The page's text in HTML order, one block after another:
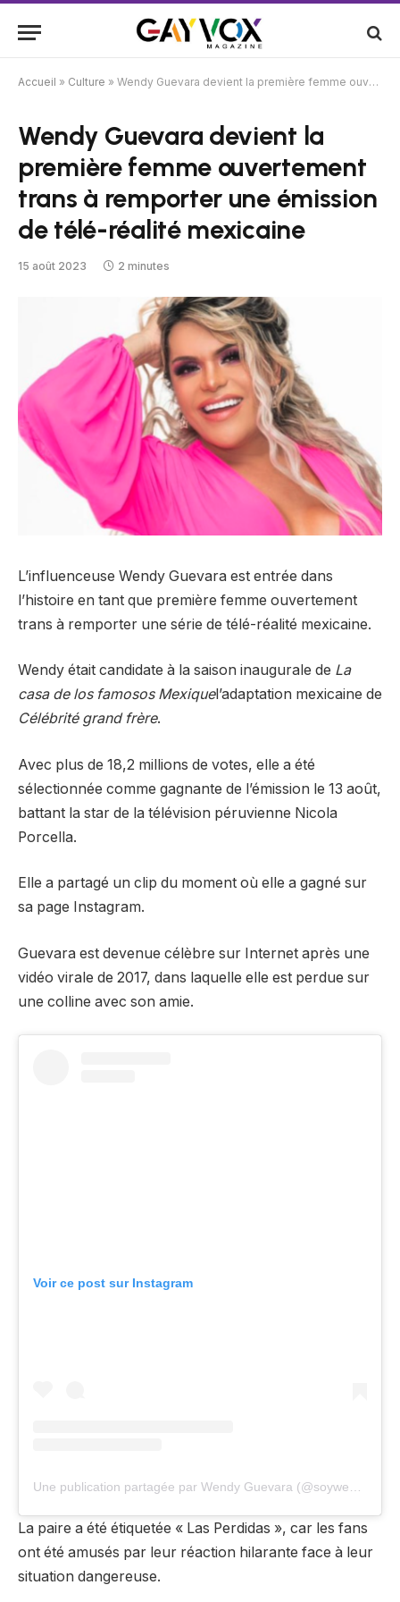
Accueil » Culture » Wendy Guevara devient la première femme ouvertement trans à remporter une émission de télé-réalité mexicaine
Wendy Guevara devient la
première femme ouvertement
trans à remporter une émission
de télé-réalité mexicaine
15 août 2023 2 minutes
L’influenceuse Wendy Guevara est entrée dans
l’histoire en tant que première femme ouvertement
trans à remporter une série de télé-réalité mexicaine.
Wendy était candidate à la saison inaugurale de La
casa de los famosos Mexiquel’adaptation mexicaine de
Célébrité grand frère.
Avec plus de 18,2 millions de votes, elle a été
sélectionnée comme gagnante de l’émission le 13 août,
battant la star de la télévision péruvienne Nicola
Porcella.
Elle a partagé un clip du moment où elle a gagné sur
sa page Instagram.
Guevara est devenue célèbre sur Internet après une
vidéo virale de 2017, dans laquelle elle est perdue sur
une colline avec son amie.
Voir ce post sur Instagram
Une publication partagée par Wendy Guevara (@soywendyguevaraoficial)
La paire a été étiquetée « Las Perdidas », car les fans
ont été amusés par leur réaction hilarante face à leur
situation dangereuse.